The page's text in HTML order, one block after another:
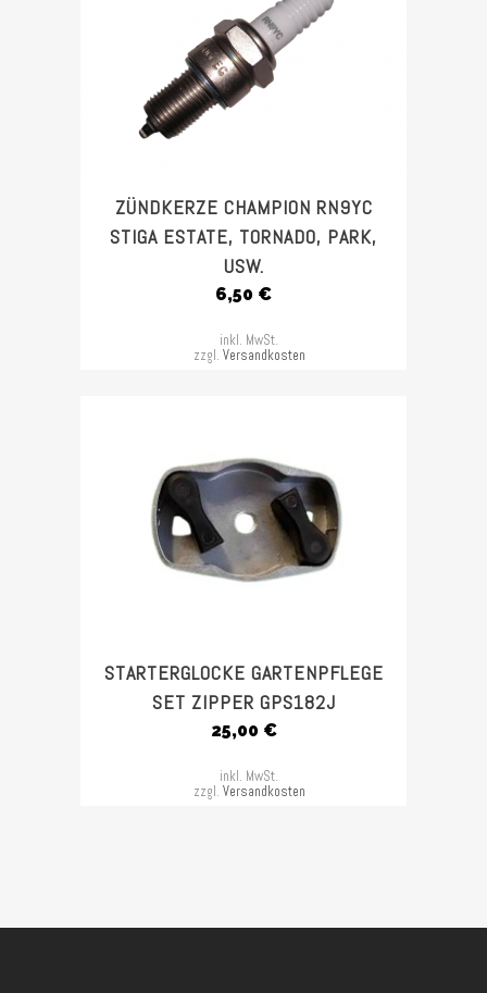
ZÜNDKERZE CHAMPION RN9YC
STIGA ESTATE, TORNADO, PARK,
USW.
6,50 €
inkl. MwSt.
zzgl. Versandkosten
STARTERGLOCKE GARTENPFLEGE
SET ZIPPER GPS182J
25,00 €
inkl. MwSt.
zzgl. Versandkosten